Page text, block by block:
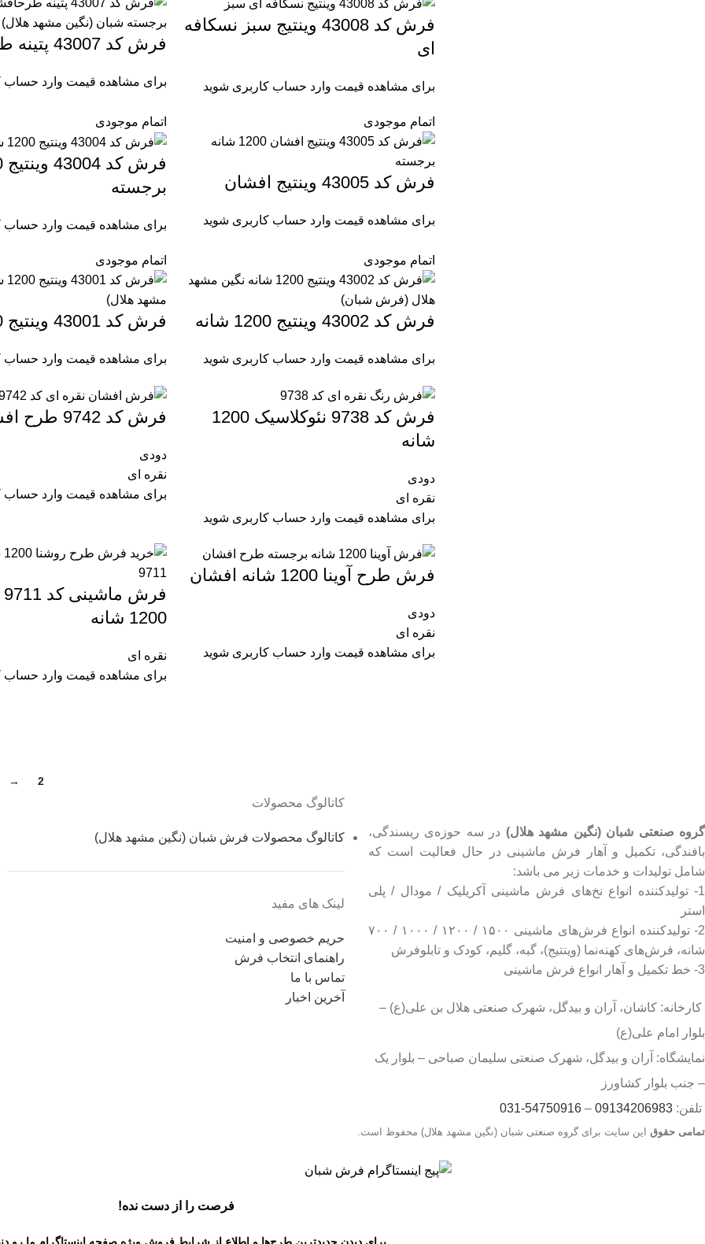
فرش کد 43008 وینتیج سبز نسکافه
ای
برای مشاهده قیمت وارد حساب کاربری شوید
فرش کد 43007 پتینه طرح افشان
برای مشاهده قیمت وارد حساب
اتمام موجودی
فرش کد 43005 وینتیج افشان
برای مشاهده قیمت وارد حساب کاربری شوید
اتمام موجودی
برجسته
برای مشاهده قیمت وارد حساب
اتمام موجودی
فرش کد 43002 وینتیج 1200 شانه
برای مشاهده قیمت وارد حساب کاربری شوید
اتمام موجودی
فرش کد 43001 وینتیج 1200 شانه
برای مشاهده قیمت وارد حساب
فرش کد 9738 نئوکلاسیک 1200
شانه
دودی
نقره ای
برای مشاهده قیمت وارد حساب کاربری شوید
فرش کد 9742 طرح افشان
دودی
نقره ای
برای مشاهده قیمت وارد حساب
فرش طرح آوینا 1200 شانه افشان
دودی
نقره ای
برای مشاهده قیمت وارد حساب کاربری شوید
1200 شانه
نقره ای
برای مشاهده قیمت وارد حساب
2
→
گروه صنعتی شبان (نگین مشهد هلال) در سه حوزه‌ی ریسندگی،
بافندگی، تکمیل و آهار فرش ماشینی در حال فعالیت است که
شامل تولیدات و خدمات زیر می باشد:
1- تولیدکننده انواع نخ‌های فرش ماشینی آکریلیک / مودال / پلی
استر
2- تولیدکننده انواع فرش‌های ماشینی ۱۵۰۰ / ۱۲۰۰ / ۱۰۰۰ / ۷۰۰
شانه، فرش‌های کهنه‌نما (وینتیج)، گبه، گلیم، کودک و تابلوفرش
3- خط تکمیل و آهار انواع فرش ماشینی
کارخانه: کاشان، آران و بیدگل، شهرک صنعتی هلال بن علی(ع) –
بلوار امام علی(ع)
نمایشگاه: آران و بیدگل، شهرک صنعتی سلیمان صباحی – بلوار یک
– جنب بلوار کشاورز
تلفن: 09134206983
–
54750916-031
کاتالوگ محصولات
کاتالوگ محصولات فرش شبان (نگین مشهد هلال)
لینک های مفید
حریم خصوصی و امنیت
راهنمای انتخاب فرش
تماس با ما
آخرین اخبار
تمامی حقوق این سایت برای گروه صنعتی شبان (نگین مشهد هلال) محفوظ است.
فرصت را از دست نده!
برای دیدن جدیدترین طرح‌ها و اطلاع از شرایط فروش ویژه صفحه اینستاگرام ما رو